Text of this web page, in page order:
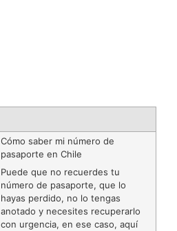
Cómo saber mi número de
pasaporte en Chile
Puede que no recuerdes tu
número de pasaporte, que lo
hayas perdido, no lo tengas
anotado y necesites recuperarlo
con urgencia, en ese caso, aquí